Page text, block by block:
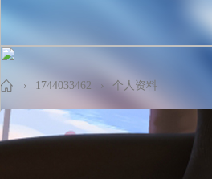
› 1744033462 › 个人资料